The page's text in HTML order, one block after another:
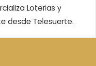
Loterias y
desde Telesuerte.